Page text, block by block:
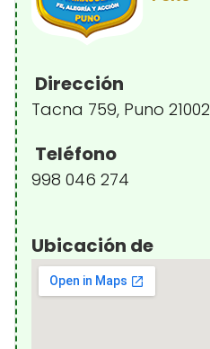
Dirección
Tacna 759, Puno 21002
Teléfono
998 046 274
Ubicación de